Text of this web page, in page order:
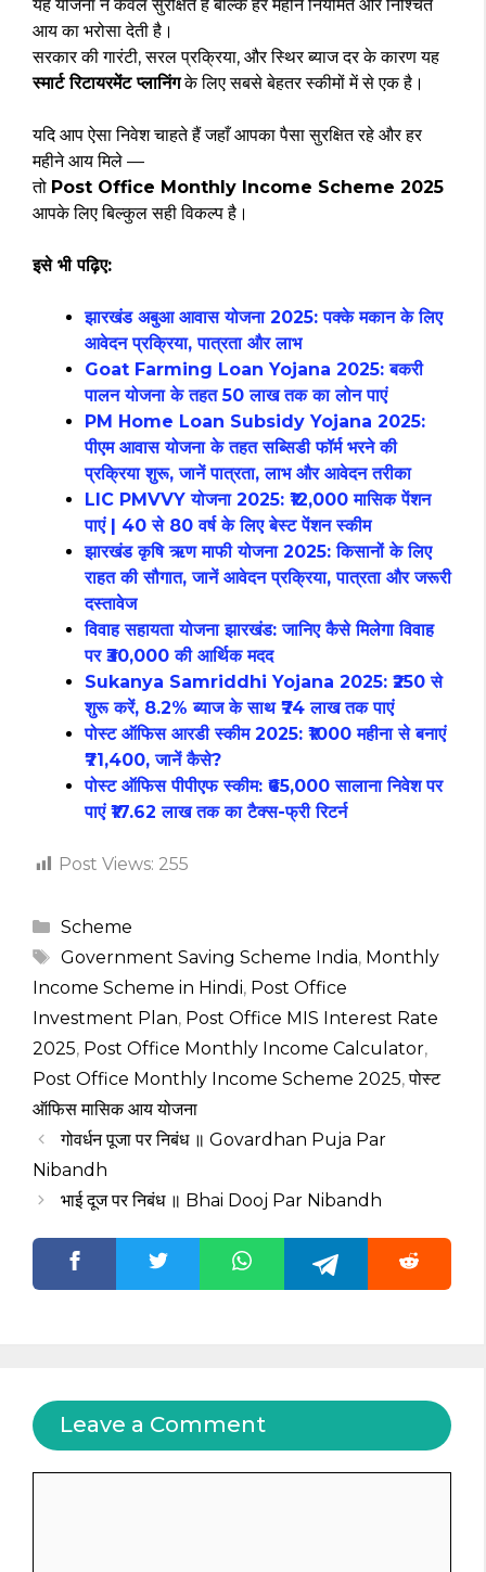
यह योजना न केवल सुरक्षित है बल्कि हर महीने नियमित और निश्चित
आय का भरोसा देती है।
सरकार की गारंटी, सरल प्रक्रिया, और स्थिर ब्याज दर के कारण यह
स्मार्ट रिटायरमेंट प्लानिंगके लिए सबसे बेहतर स्कीमों में से एक है।
यदि आप ऐसा निवेश चाहते हैं जहाँ आपका पैसा सुरक्षित रहे और हर
महीने आय मिले —
तो Post Office Monthly Income Scheme 2025
आपके लिए बिल्कुल सही विकल्प है।
इसे भी पढ़िए:
झारखंड अबुआ आवास योजना 2025: पक्के मकान के लिए
आवेदन प्रक्रिया, पात्रता और लाभ
Goat Farming Loan Yojana 2025: बकरी
पालन योजना के तहत 50 लाख तक का लोन पाएं
PM Home Loan Subsidy Yojana 2025:
पीएम आवास योजना के तहत सब्सिडी फॉर्म भरने की
प्रक्रिया शुरू, जानें पात्रता, लाभ और आवेदन तरीका
LIC PMVVY योजना 2025: ₹12,000 मासिक पेंशन
पाएं | 40 से 80 वर्ष के लिए बेस्ट पेंशन स्कीम
झारखंड कृषि ऋण माफी योजना 2025: किसानों के लिए
राहत की सौगात, जानें आवेदन प्रक्रिया, पात्रता और जरूरी
दस्तावेज
विवाह सहायता योजना झारखंड: जानिए कैसे मिलेगा विवाह
पर ₹30,000 की आर्थिक मदद
Sukanya Samriddhi Yojana 2025: ₹250 से
शुरू करें, 8.2% ब्याज के साथ ₹74 लाख तक पाएं
पोस्ट ऑफिस आरडी स्कीम 2025: ₹1000 महीना से बनाएं
₹71,400, जानें कैसे?
पोस्ट ऑफिस पीपीएफ स्कीम: ₹65,000 सालाना निवेश पर
पाएं ₹17.62 लाख तक का टैक्स-फ्री रिटर्न
Post Views: 255
Categories
Scheme
Tags
Government Saving Scheme India, Monthly
Income Scheme in Hindi, Post Office
Investment Plan, Post Office MIS Interest Rate
2025, Post Office Monthly Income Calculator,
Post Office Monthly Income Scheme 2025,पोस्ट
ऑफिस मासिक आय योजना
गोवर्धन पूजा पर निबंध ॥ Govardhan Puja Par
Nibandh
भाई दूज पर निबंध ॥ Bhai Dooj Par Nibandh
Leave a Comment